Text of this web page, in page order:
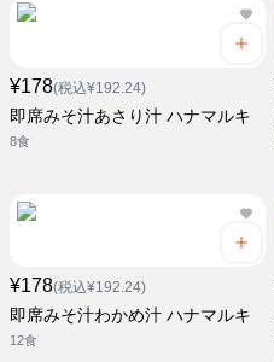
¥178(税込¥192.24)
即席みそ汁あさり汁 ハナマルキ
8食
¥178(税込¥192.24)
即席みそ汁わかめ汁 ハナマルキ
12食